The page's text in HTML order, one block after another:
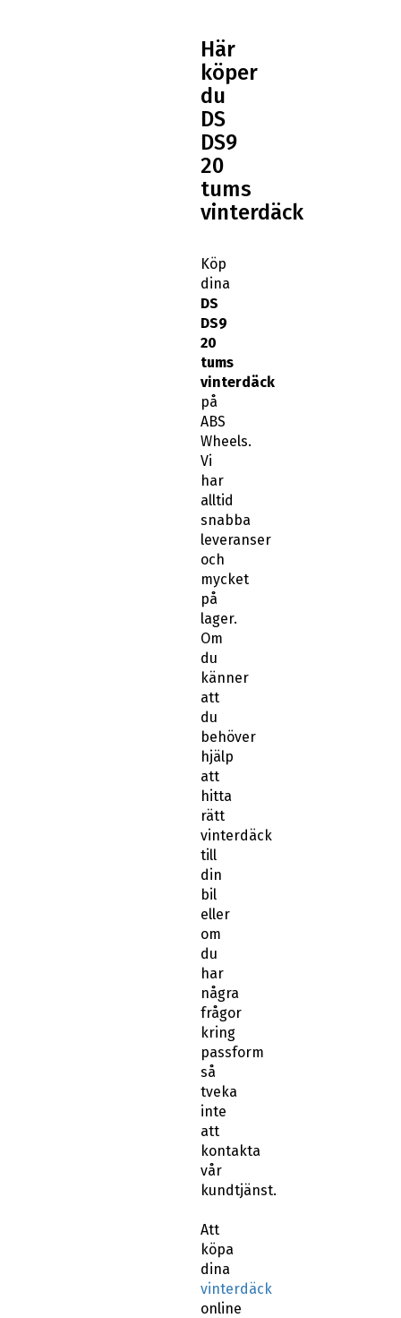
Här
köper
du
DS
DS9
20
tums
vinterdäck
Köp
dina
DS
DS9
20
tums
vinterdäck
på
ABS
Wheels.
Vi
har
alltid
snabba
leveranser
och
mycket
på
lager.
Om
du
känner
att
du
behöver
hjälp
att
hitta
rätt
vinterdäck
till
din
bil
eller
om
du
har
några
frågor
kring
passform
så
tveka
inte
att
kontakta
vår
kundtjänst.
Att
köpa
dina
vinterdäck
online